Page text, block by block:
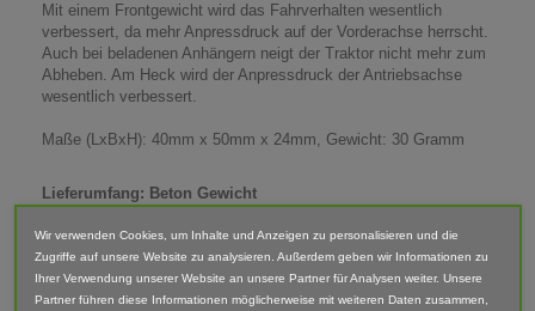
Mit einem Frontgewicht wird das Fahrverhalten wesentlich
verbessert, da mehr Anpressdruck auf der Vorderachse herrscht.
Auch bei beladenen Anhängern neigt der Traktor nicht mehr zum
Abheben. Am Heck wird der Anpressdruck der Antriebsachse
wesentlich verbessert.
Maße (LxBxH): 40mm x 50mm x 24mm, Gewicht: 30 Gramm
Lieferumfang: Beton Gewicht
Abgebildete Fahrzeuge und Zubehör sind nicht im Lieferumfang
enthalten.
Der Artikel ist im 3D-Druck-Verfahren gefertigt und von Hand
Wir verwenden Cookies, um Inhalte und Anzeigen zu personalisieren und die
Zugriffe auf unsere Website zu analysieren. Außerdem geben wir Informationen zu
Ihrer Verwendung unserer Website an unsere Partner für Analysen weiter. Unsere
Partner führen diese Informationen möglicherweise mit weiteren Daten zusammen,